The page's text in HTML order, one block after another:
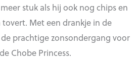
stuk als hij ook nog chips en
Met een drankje in de
prachtige zonsondergang voor
Chobe Princess.